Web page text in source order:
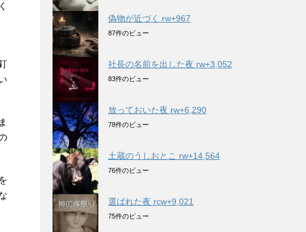
偽物が近づく rw+967
87件のビュー
社長の名前を出した夜 rw+3,052
83件のビュー
放っておいた夜 rw+6,290
78件のビュー
土蔵のうしおとこ rw+14,564
76件のビュー
選ばれた夜 rcw+9,021
75件のビュー